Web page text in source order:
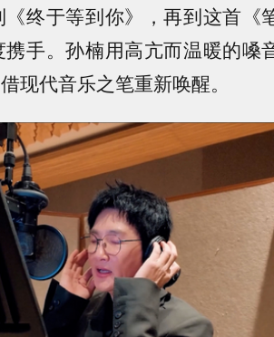
终于等到你》，再到这首《
手。孙楠用高亢而温暖的嗓
现代音乐之笔重新唤醒。